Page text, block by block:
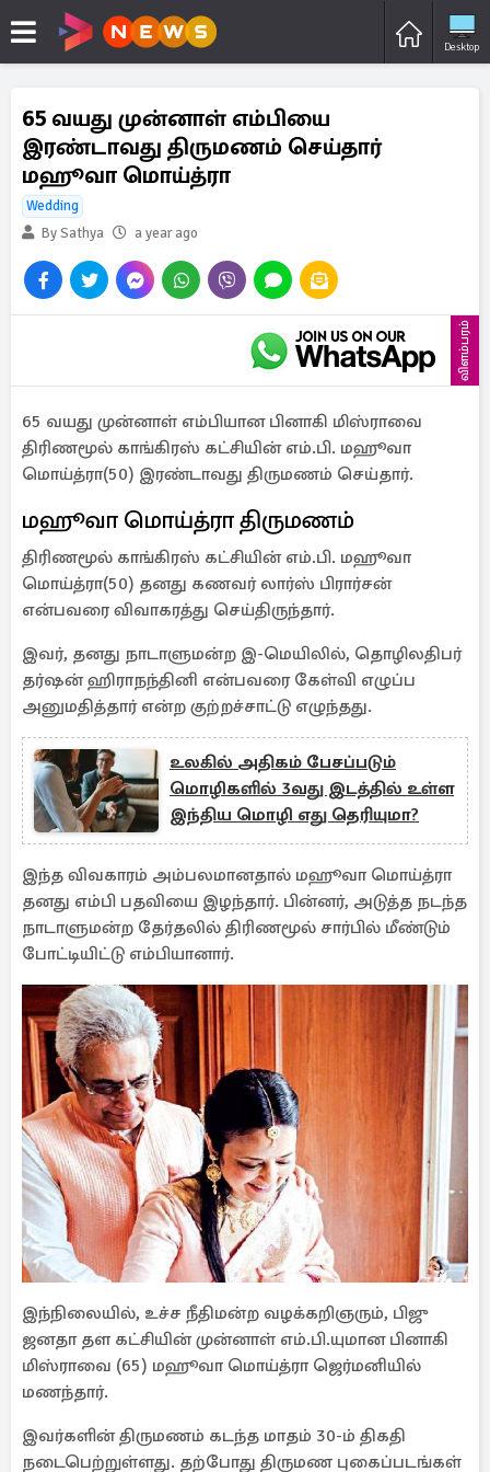
Desktop
65 வயது முன்னாள் எம்பியை
இரண்டாவது திருமணம் செய்தார்
மஹூவா மொய்த்ரா
Wedding
By Sathya
a year ago
விளம்பரம்
65 வயது முன்னாள் எம்பியான பினாகி மிஸ்ராவை
திரிணமூல் காங்கிரஸ் கட்சியின் எம்.பி. மஹூவா
மொய்த்ரா(50) இரண்டாவது திருமணம் செய்தார்.
மஹூவா மொய்த்ரா திருமணம்
திரிணமூல் காங்கிரஸ் கட்சியின் எம்.பி. மஹூவா
மொய்த்ரா(50) தனது கணவர் லார்ஸ் பிரார்சன்
என்பவரை விவாகரத்து செய்திருந்தார்.
இவர், தனது நாடாளுமன்ற இ-மெயிலில், தொழிலதிபர்
தர்ஷன் ஹிராநந்தினி என்பவரை கேள்வி எழுப்ப
அனுமதித்தார் என்ற குற்றச்சாட்டு எழுந்தது.
உலகில் அதிகம் பேசப்படும்
மொழிகளில் 3வது இடத்தில் உள்ள
இந்திய மொழி எது தெரியுமா?
இந்த விவகாரம் அம்பலமானதால் மஹூவா மொய்த்ரா
தனது எம்பி பதவியை இழந்தார். பின்னர், அடுத்த நடந்த
நாடாளுமன்ற தேர்தலில் திரிணமூல் சார்பில் மீண்டும்
போட்டியிட்டு எம்பியானார்.
இந்நிலையில், உச்ச நீதிமன்ற வழக்கறிஞரும், பிஜு
ஜனதா தள கட்சியின் முன்னாள் எம்.பி.யுமான பினாகி
மிஸ்ராவை (65) மஹூவா மொய்த்ரா ஜெர்மனியில்
மணந்தார்.
இவர்களின் திருமணம் கடந்த மாதம் 30-ம் திகதி
நடைபெற்றுள்ளது. தற்போது திருமண புகைப்படங்கள்